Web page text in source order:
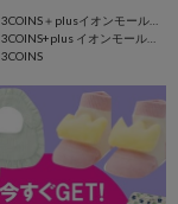
3COINS＋plusイオンモール北戸田店
3COINS+plus イオンモール北戸田店
3COINS